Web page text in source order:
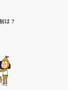
は？